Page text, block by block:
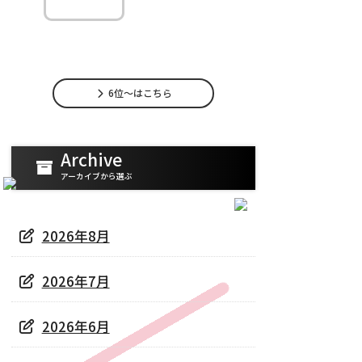
6位～はこちら
Archive
アーカイブから選ぶ
2026年8月
2026年7月
2026年6月